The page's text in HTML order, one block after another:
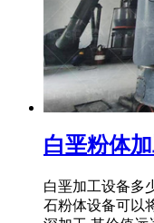
白垩粉体
白垩加工设备多
石粉体设备可以